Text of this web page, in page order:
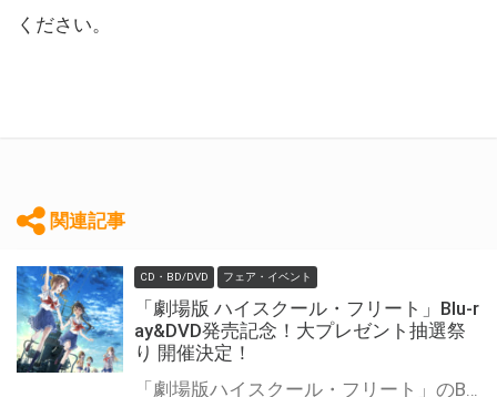
ください。
関連記事
CD・BD/DVD フェア・イベント
「劇場版 ハイスクール・フリート」Blu-r
ay&DVD発売記念！大プレゼント抽選祭
り 開催決定！
「劇場版ハイスクール・フリート」のBlue-ray/DVDの発売を記念して、「大プレゼント抽選祭り」の開催が決定しました！ 対象店舗にてご購入いただいた方の中から抽選で『直筆サイン入りのキャンバスボード』などをプレゼント！ ぜひご応募ください♪